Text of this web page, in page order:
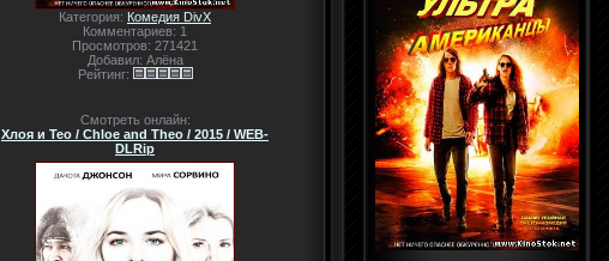
Категория: Комедия DivX
Комментариев: 1
Просмотров: 271421
Добавил: Алёна
Рейтинг:
Смотреть онлайн:
Хлоя и Тео / Chloe and Theo / 2015 / WEB-
DLRip